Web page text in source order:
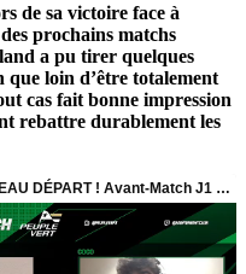
de sa victoire face à
prochains matchs
a pu tirer quelques
que loin d’être totalement
cas fait bonne impression
rebattre durablement les